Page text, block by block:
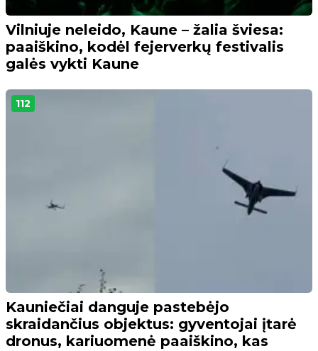
Vilniuje neleido, Kaune – žalia šviesa:
paaiškino, kodėl fejerverkų festivalis
galės vykti Kaune
112
Kauniečiai danguje pastebėjo
skraidančius objektus: gyventojai įtarė
dronus, kariuomenė paaiškino, kas